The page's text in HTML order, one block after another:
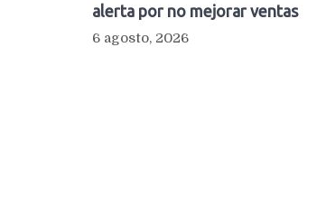
alerta por no mejorar ventas
6 agosto, 2026